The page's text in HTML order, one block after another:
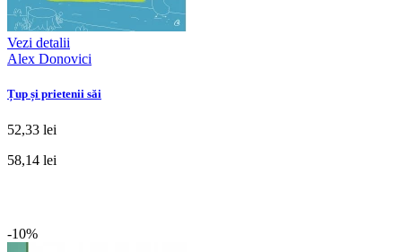
Vezi detalii
Alex Donovici
Țup și prietenii săi
52,33 lei
58,14 lei
-10%